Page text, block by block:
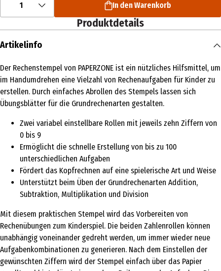
1 In den Warenkorb
Produktdetails
Artikelinfo
Der Rechenstempel von PAPERZONE ist ein nützliches Hilfsmittel, um
im Handumdrehen eine Vielzahl von Rechenaufgaben für Kinder zu
erstellen. Durch einfaches Abrollen des Stempels lassen sich
Übungsblätter für die Grundrechenarten gestalten.
Zwei variabel einstellbare Rollen mit jeweils zehn Ziffern von
0 bis 9
Ermöglicht die schnelle Erstellung von bis zu 100
unterschiedlichen Aufgaben
Fördert das Kopfrechnen auf eine spielerische Art und Weise
Unterstützt beim Üben der Grundrechenarten Addition,
Subtraktion, Multiplikation und Division
Mit diesem praktischen Stempel wird das Vorbereiten von
Rechenübungen zum Kinderspiel. Die beiden Zahlenrollen können
unabhängig voneinander gedreht werden, um immer wieder neue
Aufgabenkombinationen zu generieren. Nach dem Einstellen der
gewünschten Ziffern wird der Stempel einfach über das Papier